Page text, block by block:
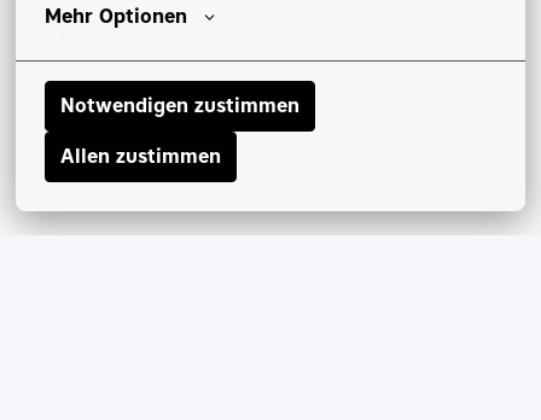
Mehr Optionen
Notwendigen zustimmen
Allen zustimmen
Führerschein Klasse B
Hotelübernachtungen
Gute Deutschkenntnisse in Wort und Schrift